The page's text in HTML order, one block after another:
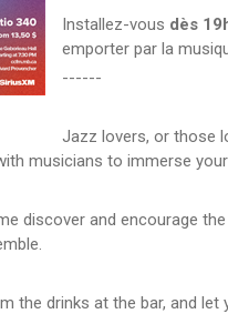
Installez-vous dès
emporter par la
------
Jazz lovers, or those
musicians to immerse
discover and encourage
the drinks at the bar, and